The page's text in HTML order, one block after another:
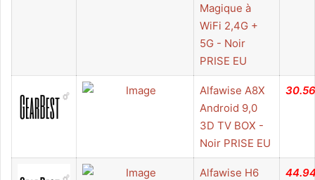
Magique à
WiFi 2,4G +
5G - Noir
PRISE EU
Alfawise A8X
Android 9,0
3D TV BOX -
Noir PRISE EU
30.56
Alfawise H6